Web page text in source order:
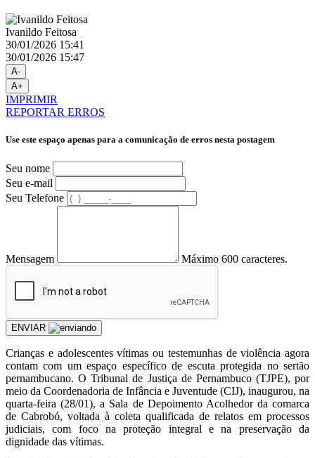
Ivanildo Feitosa
30/01/2026 15:41
30/01/2026 15:47
A-
A+
IMPRIMIR
REPORTAR ERROS
Use este espaço apenas para a comunicação de erros nesta postagem
Seu nome
Seu e-mail
Seu Telefone
Mensagem Máximo 600 caracteres.
ENVIAR
Crianças e adolescentes vítimas ou testemunhas de violência agora
contam com um espaço específico de escuta protegida no sertão
pernambucano. O Tribunal de Justiça de Pernambuco (TJPE), por
meio da Coordenadoria de Infância e Juventude (CIJ), inaugurou, na
quarta-feira (28/01), a Sala de Depoimento Acolhedor da comarca
de Cabrobó, voltada à coleta qualificada de relatos em processos
judiciais, com foco na proteção integral e na preservação da
dignidade das vítimas.